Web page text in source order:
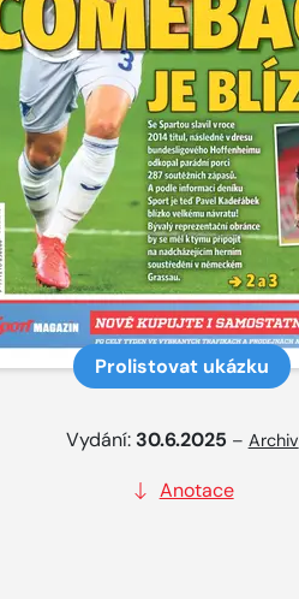
Prolistovat ukázku
Vydání: 30.6.2025 – Archiv
Anotace